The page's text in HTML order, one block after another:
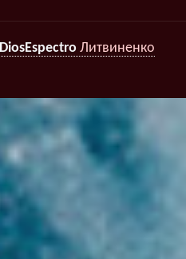
DiosEspectro Литвиненко